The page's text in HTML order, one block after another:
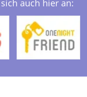
auch hier an: